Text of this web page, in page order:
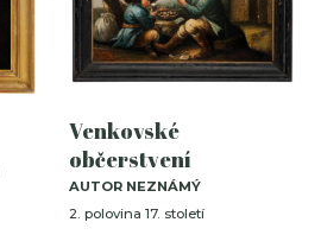
Venkovské
občerstvení
AUTOR NEZNÁMÝ
2. polovina 17. století